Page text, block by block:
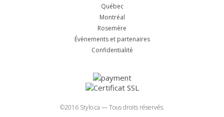
Québec
Montréal
Rosemère
Évènements et partenaires
Confidentialité
©2016 Stylo.ca — Tous droits réservés.